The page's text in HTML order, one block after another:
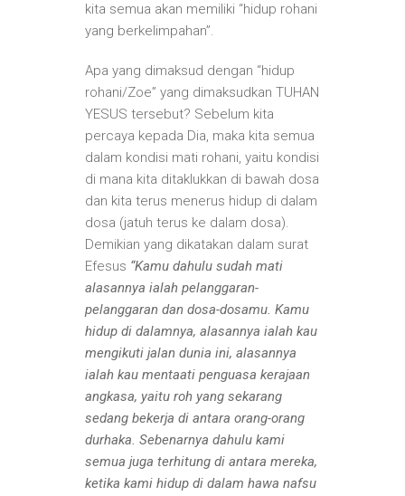
kita semua akan memiliki “hidup rohani
yang berkelimpahan”.
Apa yang dimaksud dengan “hidup
rohani/Zoe” yang dimaksudkan TUHAN
YESUS tersebut? Sebelum kita
percaya kepada Dia, maka kita semua
dalam kondisi mati rohani, yaitu kondisi
di mana kita ditaklukkan di bawah dosa
dan kita terus menerus hidup di dalam
dosa (jatuh terus ke dalam dosa).
Demikian yang dikatakan dalam surat
Efesus “Kamu dahulu sudah mati
alasannya ialah pelanggaran-
pelanggaran dan dosa-dosamu. Kamu
hidup di dalamnya, alasannya ialah kau
mengikuti jalan dunia ini, alasannya
ialah kau mentaati penguasa kerajaan
angkasa, yaitu roh yang sekarang
sedang bekerja di antara orang-orang
durhaka. Sebenarnya dahulu kami
semua juga terhitung di antara mereka,
ketika kami hidup di dalam hawa nafsu